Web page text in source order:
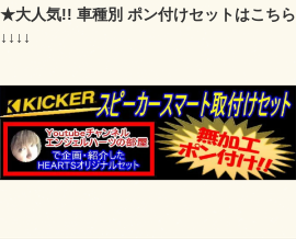
★大人気!! 車種別 ポン付けセットはこちら
↓↓↓↓